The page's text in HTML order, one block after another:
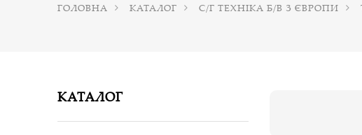
ГОЛОВНА КАТАЛОГ С/Г ТЕХНІКА Б/В З ЄВРОПИ
КАТАЛОГ